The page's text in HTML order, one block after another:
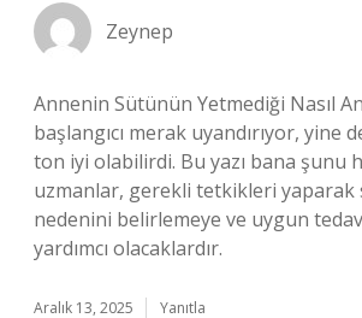
Zeynep
Annenin Sütünün Yetmediği Nasıl
başlangıcı merak uyandırıyor, yine
ton iyi olabilirdi. Bu yazı bana şunu
uzmanlar, gerekli tetkikleri yaparak
nedenini belirlemeye ve uygun
yardımcı olacaklardır.
Aralık 13, 2025 Yanıtla